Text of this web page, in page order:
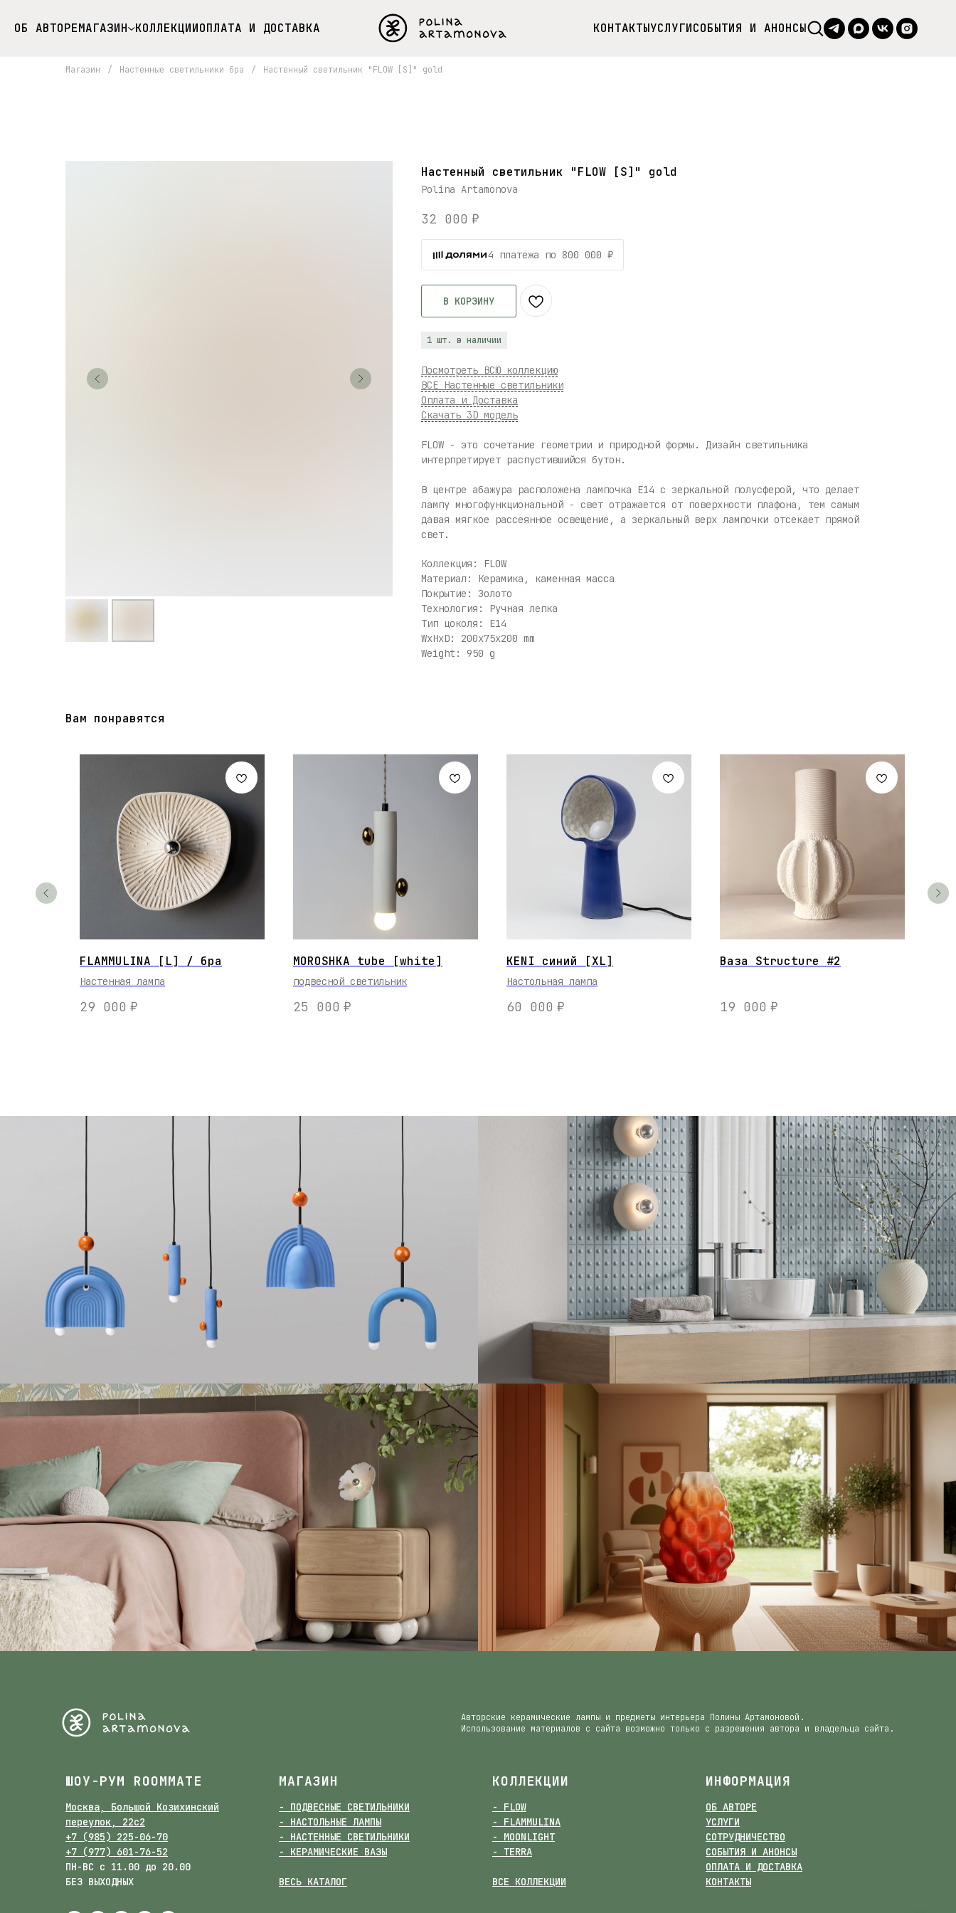
ОБ АВТОРЕМАГАЗИН КОЛЛЕКЦИИОПЛАТА И ДОСТАВКА КОНТАКТЫУСЛУГИСОБЫТИЯ И АНОНСЫ
Магазин / Настенные светильники бра / Настенный светильник "FLOW [S]" gold
Настенный светильник "FLOW [S]" gold
Polina Artamonova
32 000 ₽
4 платежа по 800 000 ₽
В КОРЗИНУ
1 шт. в наличии
Посмотреть ВСЮ коллекцию
ВСЕ Настенные светильники
Оплата и Доставка
Скачать 3D модель
FLOW - это сочетание геометрии и природной формы. Дизайн светильника
интерпретирует распустившийся бутон.
В центре абажура расположена лампочка E14 с зеркальной полусферой, что делает
лампу многофункциональной - свет отражается от поверхности плафона, тем самым
давая мягкое рассеянное освещение, а зеркальный верх лампочки отсекает прямой
свет.
Коллекция: FLOW
Материал: Керамика, каменная масса
Покрытие: Золото
Технология: Ручная лепка
Тип цоколя: E14
WxHxD: 200x75x200 mm
Weight: 950 g
Вам понравятся
FLAMMULINA [L] / бра
Настенная лампа
29 000 ₽
MOROSHKA tube [white]
подвесной светильник
25 000 ₽
KENI синий [XL]
Настольная лампа
60 000 ₽
Ваза Structure #2
19 000 ₽
ПОДВЕСНЫЕ СВЕТИЛЬНИКИ
Подвесные светильники из керамики
НАСТЕННЫЕ СВЕТИЛЬНИКИ
Авторские бра из керамики
НАСТОЛЬНЫЕ ЛАМПЫ
Керамические настольные лампы
КЕРАМИЧЕСКИЕ ВАЗЫ И ДЕКОР
Керамика VS 3D печать
Авторские керамические лампы и предметы интерьера Полины Артамоновой.
Использование материалов с сайта возможно только с разрешения автора и владельца сайта.
ШОУ-РУМ ROOMMATE
Москва, Большой Козихинский
переулок, 22с2
+7 (985) 225-06-70
+7 (977) 601-76-52
ПН-ВС с 11.00 до 20.00
БЕЗ ВЫХОДНЫХ
МАГАЗИН
- ПОДВЕСНЫЕ СВЕТИЛЬНИКИ
- НАСТОЛЬНЫЕ ЛАМПЫ
- НАСТЕННЫЕ СВЕТИЛЬНИКИ
- КЕРАМИЧЕСКИЕ ВАЗЫ
ВЕСЬ КАТАЛОГ
КОЛЛЕКЦИИ
- FLOW
- FLAMMULINA
- MOONLIGHT
- TERRA
ВСЕ КОЛЛЕКЦИИ
ИНФОРМАЦИЯ
ОБ АВТОРЕ
УСЛУГИ
СОТРУДНИЧЕСТВО
СОБЫТИЯ И АНОНСЫ
ОПЛАТА И ДОСТАВКА
КОНТАКТЫ